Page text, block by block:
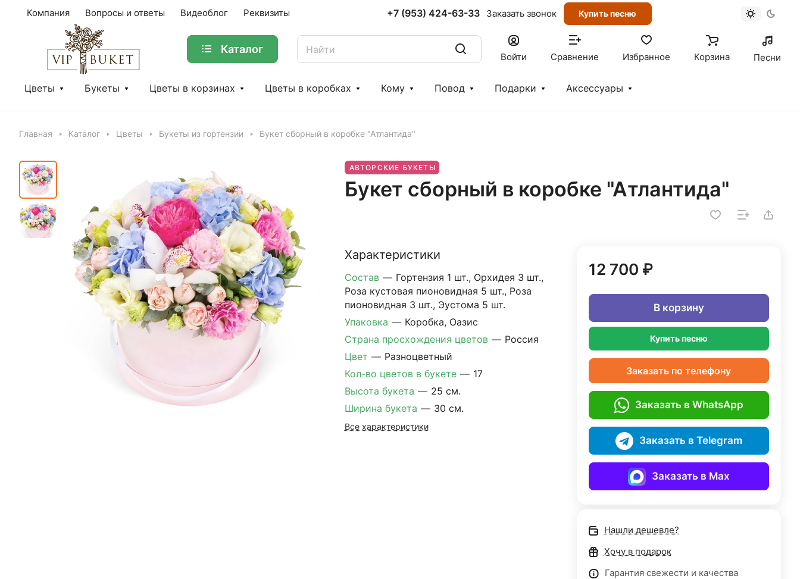
Компания Вопросы и ответы Видеоблог Реквизиты +7 (953) 424-63-33 Заказать звонок Купить песню
Каталог
Войти Сравнение Избранное Корзина Песни
Цветы Букеты Цветы в корзинах Цветы в коробках Кому Повод Подарки Аксессуары
Главная Каталог Цветы Букеты из гортензии Букет сборный в коробке "Атлантида"
АВТОРСКИЕ БУКЕТЫ
Букет сборный в коробке "Атлантида"
Характеристики
Состав — Гортензия 1 шт., Орхидея 3 шт.,
Роза кустовая пионовидная 5 шт., Роза
пионовидная 3 шт., Эустома 5 шт.
Упаковка — Коробка, Оазис
Страна просхождения цветов — Россия
Цвет — Разноцветный
Кол-во цветов в букете — 17
Высота букета — 25 см.
Ширина букета — 30 см.
Все характеристики
12 700 ₽
В корзину
Купить песню
Заказать по телефону
Заказать в WhatsApp
Заказать в Telegram
Заказать в Max
Нашли дешевле?
Хочу в подарок
Гарантия свежести и качества